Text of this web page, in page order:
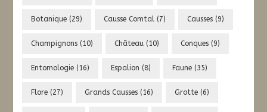
Botanique (29) Causse Comtal (7) Causses (9)
Champignons (10) Château (10) Conques (9)
Entomologie (16) Espalion (8) Faune (35)
Flore (27) Grands Causses (16) Grotte (6)